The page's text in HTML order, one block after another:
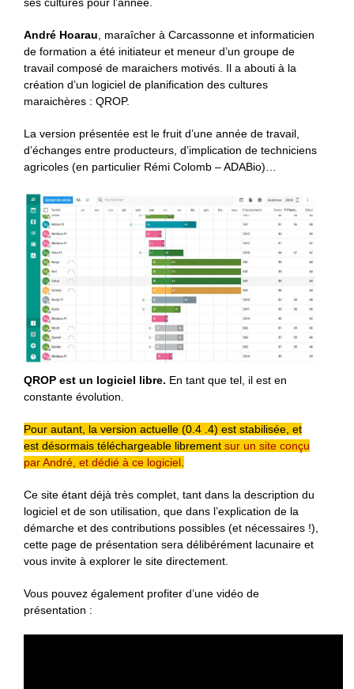
André Hoarau , maraîcher à Carcassonne et informaticien
de formation a été initiateur et meneur d’un groupe de
travail composé de maraichers motivés. Il a abouti à la
création d’un logiciel de planification des cultures
maraichères : QROP.
La version présentée est le fruit d’une année de travail,
d’échanges entre producteurs, d’implication de techniciens
agricoles (en particulier Rémi Colomb – ADABio)…
QROP est un logiciel libre. En tant que tel, il est en
constante évolution.
Pour autant, la version actuelle (0.4 .4) est stabilisée, et
est désormais téléchargeable librement sur un site conçu
par André, et dédié à ce logiciel.
Ce site étant déjà très complet, tant dans la description du
logiciel et de son utilisation, que dans l’explication de la
démarche et des contributions possibles (et nécessaires !),
cette page de présentation sera délibérément lacunaire et
vous invite à explorer le site directement.
Vous pouvez également profiter d’une vidéo de
présentation :